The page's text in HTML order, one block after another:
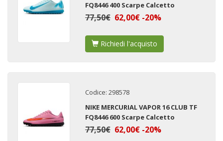
FQ8446 400 Scarpe Calcetto
77,50€ 62,00€ -20%
Richiedi l'acquisto
Codice: 298578
NIKE MERCURIAL VAPOR 16 CLUB TF
FQ8446 600 Scarpe Calcetto
77,50€ 62,00€ -20%